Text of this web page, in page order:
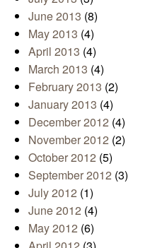
June 2013 (8)
May 2013 (4)
April 2013 (4)
March 2013 (4)
February 2013 (2)
January 2013 (4)
December 2012 (4)
November 2012 (2)
October 2012 (5)
September 2012 (3)
July 2012 (1)
June 2012 (4)
May 2012 (6)